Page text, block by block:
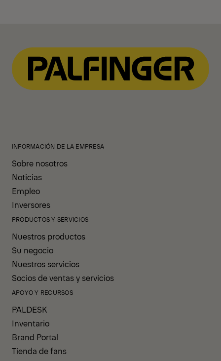
INFORMACIÓN DE LA EMPRESA
Sobre nosotros
Noticias
Empleo
Inversores
PRODUCTOS Y SERVICIOS
Nuestros productos
Su negocio
Nuestros servicios
Socios de ventas y servicios
APOYO Y RECURSOS
PALDESK
Inventario
Brand Portal
Tienda de fans